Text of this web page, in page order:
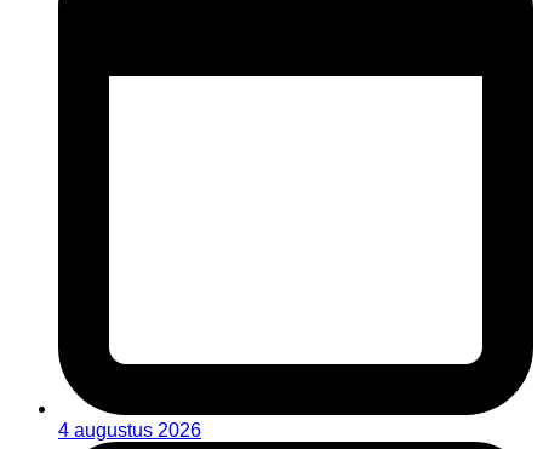
4 augustus 2026